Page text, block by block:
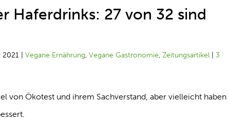
Haferdrinks: 27 von 32 sind
2021 |Vegane Ernährung,Vegane Gastronomie,Zeitungsartikel |3
von Ökotest und ihrem Sachverstand, aber vielleicht haben